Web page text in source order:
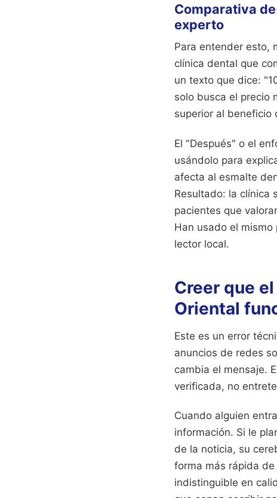
Comparativa
experto
Para entender esto,
clínica dental que
un texto que dice:
solo busca el precio
superior al beneficio
El "Después" o el
usándolo para
afecta al esmalte
Resultado: la clínica
pacientes que
Han usado el
lector local.
Creer que
Oriental
Este es un error
anuncios de redes
cambia el mensaje.
verificada, no
Cuando alguien
información. Si le
de la noticia, su
forma más rápida
indistinguible en